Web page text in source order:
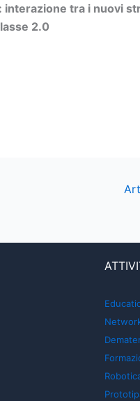
interazione tra i nuovi
2.0